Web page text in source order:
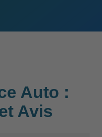
Auto :
Avis